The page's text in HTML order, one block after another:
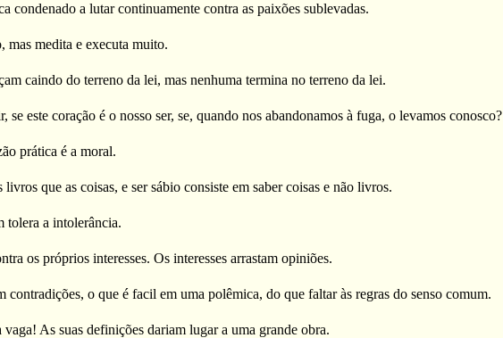
condenado a lutar continuamente contra as paixões sublevadas.
mas medita e executa muito.
caindo do terreno da lei, mas nenhuma termina no terreno da lei.
se este coração é o nosso ser, se, quando nos abandonamos à fuga, o levamos conosco?
prática é a moral.
livros que as coisas, e ser sábio consiste em saber coisas e não livros.
tolera a intolerância.
os próprios interesses. Os interesses arrastam opiniões.
contradições, o que é facil em uma polêmica, do que faltar às regras do senso comum.
As suas definições dariam lugar a uma grande obra.